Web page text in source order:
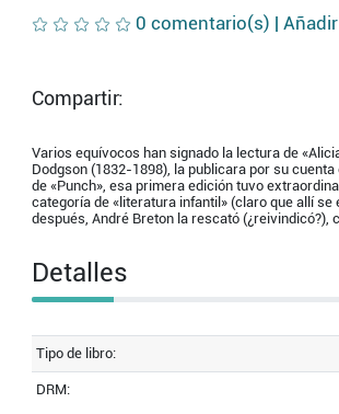
0 comentario(s) |
Compartir:
Varios equívocos han signado la lectura de
Dodgson (1832-1898), la publicara por su
de «Punch», esa primera edición tuvo
categoría de «literatura infantil» (claro que allí
después, André Breton la rescató
Detalles
Tipo de libro:
DRM: